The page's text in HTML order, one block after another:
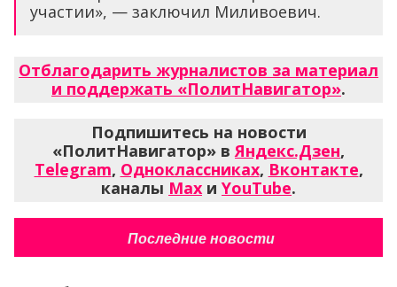
участии», — заключил Миливоевич.
Отблагодарить журналистов за материал
и поддержать «ПолитНавигатор».
Подпишитесь на новости
«ПолитНавигатор» вЯндекс.Дзен,
Telegram, Одноклассниках, Вконтакте,
каналы Max и YouTube.
Последние новости